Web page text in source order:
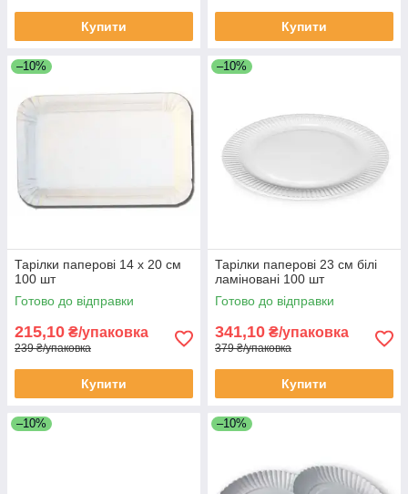
Купити Купити
–10%
Тарілки паперові 14 х 20 см
100 шт
Готово до відправки
215,10 ₴/упаковка
239 ₴/упаковка
Купити
–10%
Тарілки паперові 23 см білі
ламіновані 100 шт
Готово до відправки
341,10 ₴/упаковка
379 ₴/упаковка
Купити
–10% –10%